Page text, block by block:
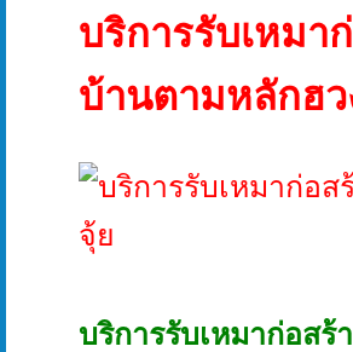
บริการรับเหมา
บ้านตามหลักฮว
บริการรับเหมาก่อส